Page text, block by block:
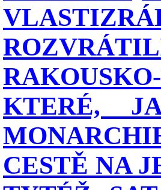
KTERÉ,
CESTĚ NA